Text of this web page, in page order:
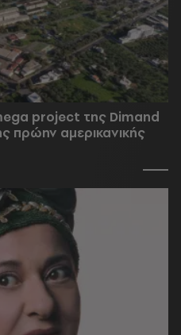
project της Dimand
πρώην αμερικανικής